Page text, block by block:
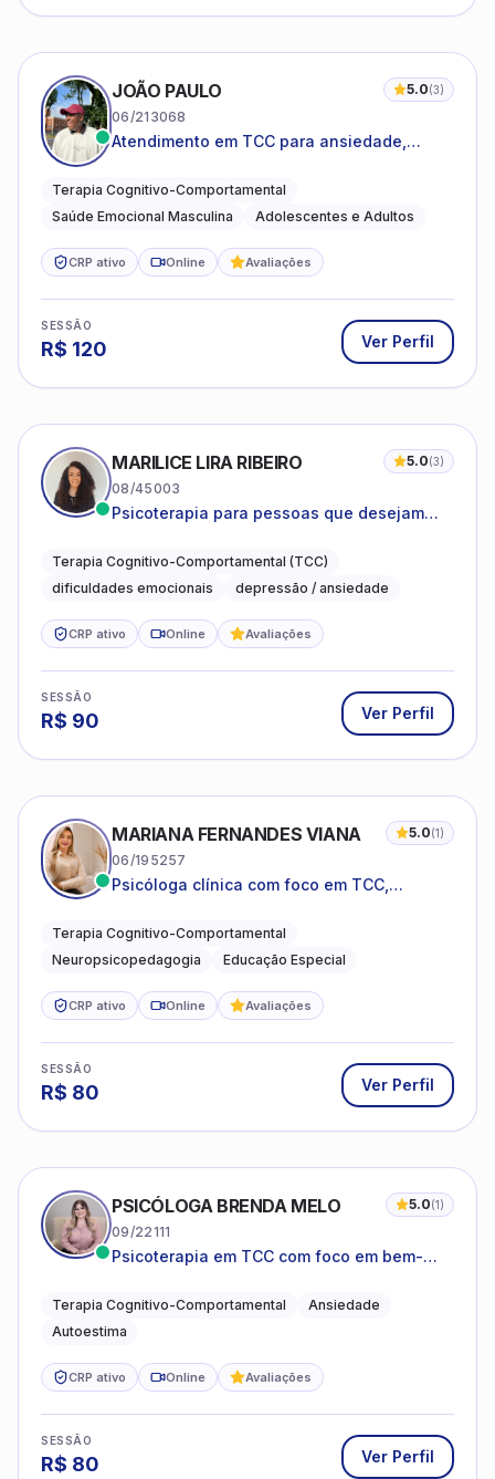
JOÃO PAULO 5.0(3)
06/213068
Atendimento em TCC para ansiedade,
emocional
Terapia Cognitivo-Comportamental
Saúde Emocional Masculina
Adolescentes e Adultos
CRP ativo Online Avaliações
SESSÃO
R$ 120 Ver Perfil
MARILICE LIRA RIBEIRO 5.0(3)
08/45003
Psicoterapia para pessoas que desejam
dificuldades do dia a dia
Terapia Cognitivo-Comportamental (TCC)
dificuldades emocionais
depressão / ansiedade
CRP ativo Online Avaliações
SESSÃO
R$ 90 Ver Perfil
MARIANA FERNANDES VIANA 5.0(1)
06/195257
Psicóloga clínica com foco em TCC,
do neurodesenvolvimento.
Terapia Cognitivo-Comportamental
Neuropsicopedagogia
Educação Especial
CRP ativo Online Avaliações
SESSÃO
R$ 80 Ver Perfil
PSICÓLOGA BRENDA MELO 5.0(1)
09/22111
Psicoterapia em TCC com foco em bem-
o cotidiano
Terapia Cognitivo-Comportamental
Ansiedade
Autoestima
CRP ativo Online Avaliações
SESSÃO
R$ 80 Ver Perfil